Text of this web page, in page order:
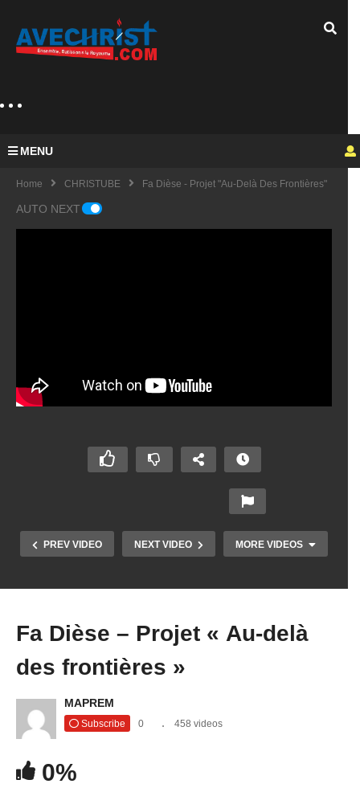
MENU
Home CHRISTUBE Fa Dièse - Projet "Au-Delà Des Frontières"
AUTO NEXT
PREV VIDEO NEXT VIDEO MORE VIDEOS
Copy Embed Code
Fa Dièse – Projet « Au-delà
des frontières »
MAPREM
Subscribe 0 458 videos
0%